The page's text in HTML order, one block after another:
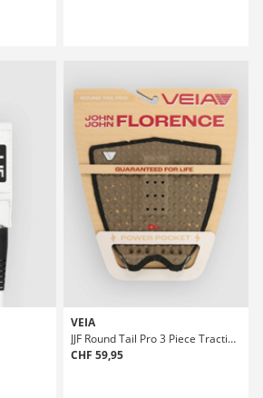
VEIA
JJF Round Tail Pro 3 Piece Traction Rembourrage
CHF 59,95